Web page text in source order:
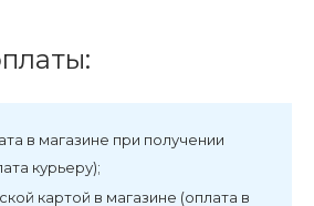
в магазине при получении
курьеру);
картой в магазине (оплата в